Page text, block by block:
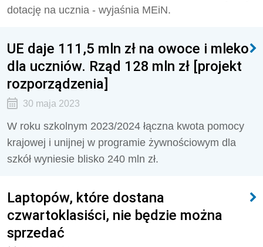
dotację na ucznia - wyjaśnia MEiN.
UE daje 111,5 mln zł na owoce i mleko
dla uczniów. Rząd 128 mln zł [projekt
rozporządzenia]
30 maja 2023
W roku szkolnym 2023/2024 łączna kwota pomocy
krajowej i unijnej w programie żywnościowym dla
szkół wyniesie blisko 240 mln zł.
Laptopów, które dostana
czwartoklasiści, nie będzie można
sprzedać